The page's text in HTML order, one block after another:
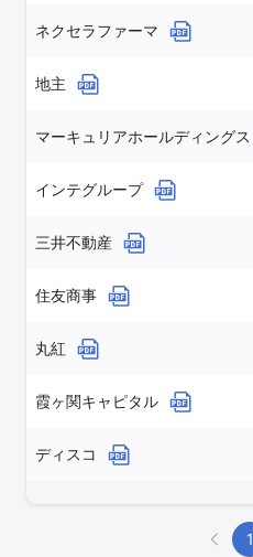
ネクセラファーマ
地主
マーキュリアホールディングス
インテグループ
三井不動産
住友商事
丸紅
霞ヶ関キャピタル
ディスコ
1